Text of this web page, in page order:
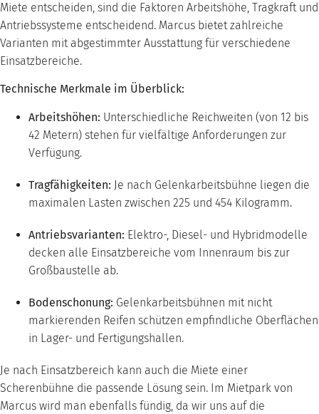
Miete entscheiden, sind die Faktoren Arbeitshöhe, Tragkraft und
Antriebssysteme entscheidend. Marcus bietet zahlreiche
Varianten mit abgestimmter Ausstattung für verschiedene
Einsatzbereiche.
Technische Merkmale im Überblick:
Arbeitshöhen: Unterschiedliche Reichweiten (von 12 bis
42 Metern) stehen für vielfältige Anforderungen zur
Verfügung.
Tragfähigkeiten: Je nach Gelenkarbeitsbühne liegen die
maximalen Lasten zwischen 225 und 454 Kilogramm.
Antriebsvarianten: Elektro-, Diesel- und Hybridmodelle
decken alle Einsatzbereiche vom Innenraum bis zur
Großbaustelle ab.
Bodenschonung: Gelenkarbeitsbühnen mit nicht
markierenden Reifen schützen empfindliche Oberflächen
in Lager- und Fertigungshallen.
Je nach Einsatzbereich kann auch die Miete einer
Scherenbühne die passende Lösung sein. Im Mietpark von
Marcus wird man ebenfalls fündig, da wir uns auf die